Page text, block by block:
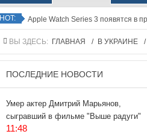
HOT: Apple Watch Series 3 появятся в
ВЫ ЗДЕСЬ: ГЛАВНАЯ / В УКРАИНЕ /
ПОСЛЕДНИЕ НОВОСТИ
Умер актер Дмитрий Марьянов,
сыгравший в фильме "Выше радуги"
11:48